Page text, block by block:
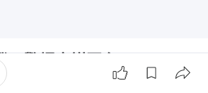
驚爆密謀回台